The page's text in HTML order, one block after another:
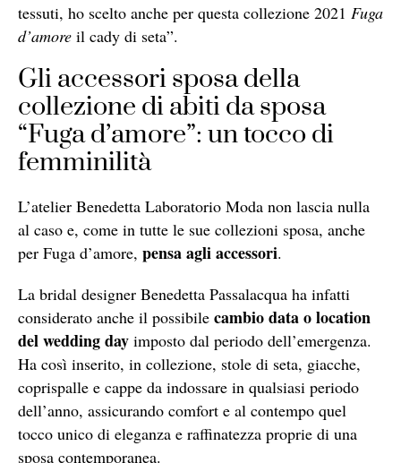
tessuti, ho scelto anche per questa collezione 2021 Fuga
d’amore il cady di seta”.
Gli accessori sposa della
collezione di abiti da sposa
“Fuga d’amore”: un tocco di
femminilità
L’atelier Benedetta Laboratorio Moda non lascia nulla
al caso e, come in tutte le sue collezioni sposa, anche
per Fuga d’amore, pensa agli accessori.
La bridal designer Benedetta Passalacqua ha infatti
considerato anche il possibile cambio data o location
del wedding day imposto dal periodo dell’emergenza.
Ha così inserito, in collezione, stole di seta, giacche,
coprispalle e cappe da indossare in qualsiasi periodo
dell’anno, assicurando comfort e al contempo quel
tocco unico di eleganza e raffinatezza proprie di una
sposa contemporanea.